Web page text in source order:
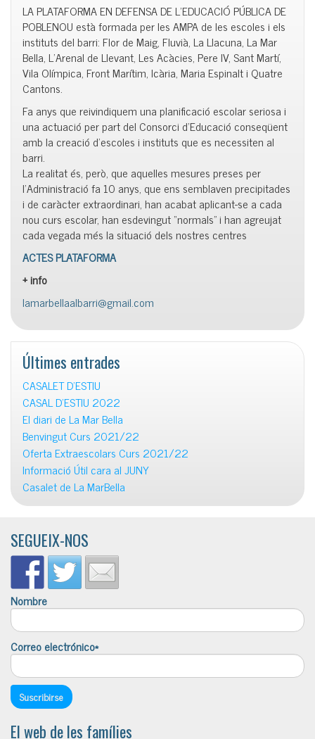
LA PLATAFORMA EN DEFENSA DE L’EDUCACIÓ PÚBLICA DE
POBLENOU està formada per les AMPA de les escoles i els
instituts del barri: Flor de Maig, Fluvià, La Llacuna, La Mar
Bella, L’Arenal de Llevant, Les Acàcies, Pere IV, Sant Martí,
Vila Olímpica, Front Marítim, Icària, Maria Espinalt i Quatre
Cantons.
Fa anys que reivindiquem una planificació escolar seriosa i
una actuació per part del Consorci d’Educació conseqüent
amb la creació d’escoles i instituts que es necessiten al
barri.
La realitat és, però, que aquelles mesures preses per
l’Administració fa 10 anys, que ens semblaven precipitades
i de caràcter extraordinari, han acabat aplicant-se a cada
nou curs escolar, han esdevingut “normals” i han agreujat
cada vegada més la situació dels nostres centres
ACTES PLATAFORMA
+ info
lamarbellaalbarri@gmail.com
Últimes entrades
CASALET D’ESTIU
CASAL D’ESTIU 2022
El diari de La Mar Bella
Benvingut Curs 2021/22
Oferta Extraescolars Curs 2021/22
Informació Útil cara al JUNY
Casalet de La MarBella
SEGUEIX-NOS
Nombre
Correo electrónico*
El web de les famílies